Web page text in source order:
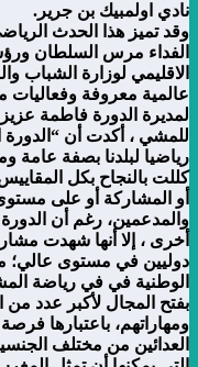
نادي اولمبيك بن جرير.
وقد تميز هذا الحدث
الفداء مرس السلطان
الاقليمي لوزارة الشباب
عالمية معروفة وفعاليات
لمديرة الدورة فاطمة
للمشي ، أكدت أن “الدورة
رياضيا لبلدنا بصفة عامة
كللت بالنجاح بكل
أو المشاركة أو على
والمدعمين، رغم أن
أخرى ، إلا أنها شهدت
دوليين في مستوى عالي؛
الوطنية في في رياضة
بفتح المجال لأكبر عدد من
ومهاراتهم، باعتبارها
العدائين من مختلف